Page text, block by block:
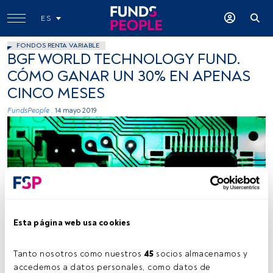
Esta página web usa cookies
Tanto nosotros como nuestros 45 socios almacenamos y
accedemos a datos personales, como datos de
ES
FONDOS RENTA VARIABLE
BGF WORLD TECHNOLOGY FUND.
CÓMO GANAR UN 30% EN APENAS
CINCO MESES
FundsPeople . 14 mayo 2019
derekGavey, flickr, Creative Commons
Tiempo lectura: 1 min.